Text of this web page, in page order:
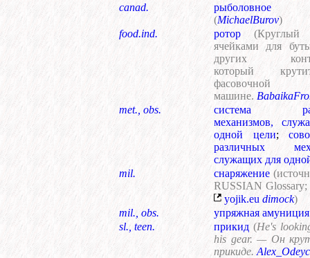
canad.
рыболовное
(MichaelBurov)
food.ind.
ротор
ячейками для
других
который
фасовочной
машине.
met., obs.
система
механизмов,
одной цели;
различных
служащих для
mil.
снаряжение
RUSSIAN Glossary;
yojik.eu dimock)
mil., obs.
упряжная амуниция
sl., teen.
прикид (He's
his gear. — Он
прикиде.